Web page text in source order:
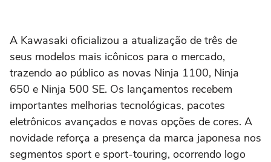
A Kawasaki oficializou a atualização de três de
seus modelos mais icônicos para o mercado,
trazendo ao público as novas Ninja 1100, Ninja
650 e Ninja 500 SE. Os lançamentos recebem
importantes melhorias tecnológicas, pacotes
eletrônicos avançados e novas opções de cores. A
novidade reforça a presença da marca japonesa nos
segmentos sport e sport-touring, ocorrendo logo